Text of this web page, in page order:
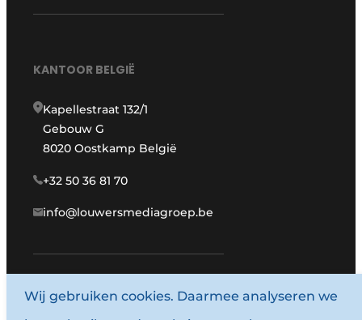
KANTOOR BELGIË
Kapellestraat 132/1
Gebouw G
8020 Oostkamp België
+32 50 36 81 70
info@louwersmediagroep.be
www.louwersmediagroep.com
Wij gebruiken cookies. Daarmee analyseren we